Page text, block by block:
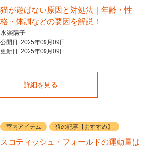
猫が遊ばない原因と対処法｜年齢・性
格・体調などの要因を解説！
永楽陽子
公開日: 2025年09月09日
更新日: 2025年09月09日
詳細を見る
室内アイテム 猫の記事【おすすめ】
スコティッシュ・フォールドの運動量は